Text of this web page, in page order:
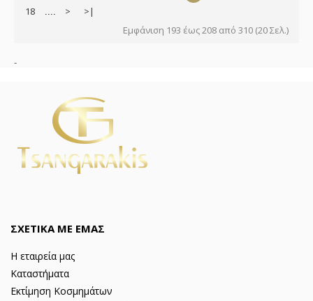
18
.... >
>|
Εμφάνιση 193 έως 208 από 310 (20 Σελ.)
-
ΣΧΕΤΙΚΑ ΜΕ ΕΜΑΣ
Η εταιρεία μας
Καταστήματα
Εκτίμηση Κοσμημάτων